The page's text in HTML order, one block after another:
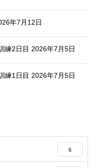
年7月12日
練2日目 2026年7月5日
練1日目 2026年7月5日
6